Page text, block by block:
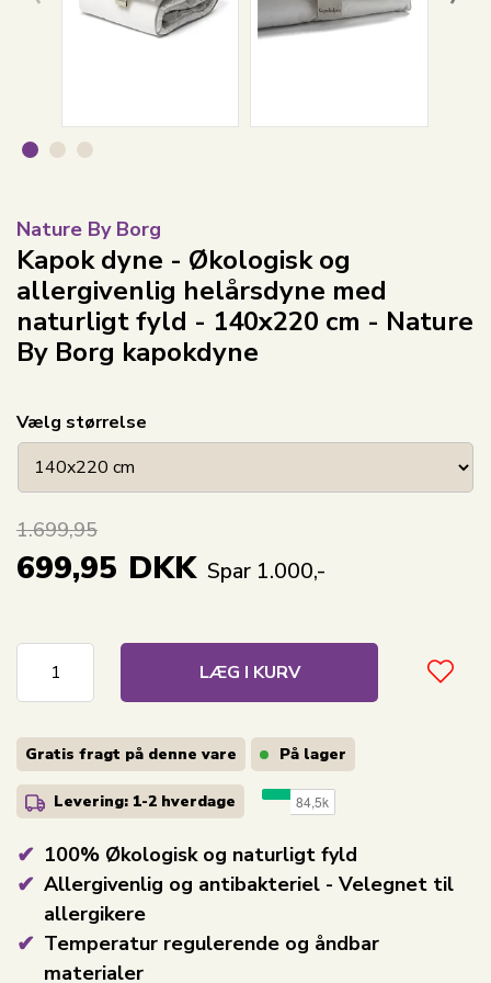
Nature By Borg
Kapok dyne - Økologisk og
allergivenlig helårsdyne med
naturligt fyld - 140x220 cm - Nature
By Borg kapokdyne
100% Økologisk og naturligt fyld
Allergivenlig og antibakteriel - Velegnet til
allergikere
Temperatur regulerende og åndbar
materialer
Vælg størrelse
1.699,95
699,95 DKK Spar 1.000,-
LÆG I KURV
Gratis fragt på denne vare På lager
Levering: 1-2 hverdage